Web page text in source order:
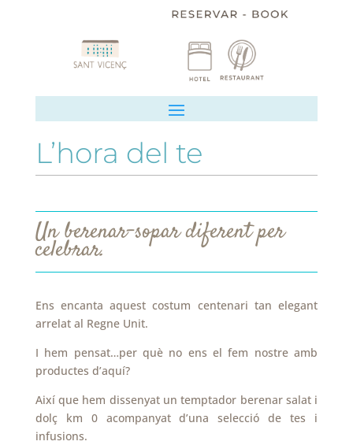
L’hora del te
Un berenar-sopar diferent per
celebrar.
Ens encanta aquest costum centenari tan elegant
arrelat al Regne Unit.
I hem pensat…per què no ens el fem nostre amb
productes d’aquí?
Així que hem dissenyat un temptador berenar salat i
dolç km 0 acompanyat d’una selecció de tes i
infusions.